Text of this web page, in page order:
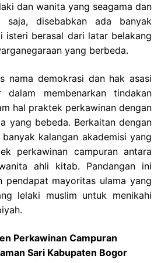
dan wanita yang seagama dan
saja, disebabkan ada banyak
isteri berasal dari latar belakang
yang berbeda.
nama demokrasi dan hak asasi
dalam membenarkan tindakan
hal praktek perkawinan dengan
yang bebeda. Berkaitan dengan
kalangan akademisi yang
perkawinan campuran antara
ahli kitab. Pandangan ini
pendapat mayoritas ulama yang
lelaki muslim untuk menikahi
Perkawinan Campuran
Sari Kabupaten Bogor